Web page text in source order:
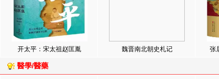
开太平：宋太祖赵匡胤 魏晋南北朝史札记 张
醫學/醫藥